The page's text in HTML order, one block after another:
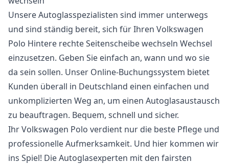
Unsere Autoglasspezialisten sind immer unterwegs
und sind ständig bereit, sich für Ihren Volkswagen
Polo Hintere rechte Seitenscheibe wechseln Wechsel
einzusetzen. Geben Sie einfach an, wann und wo sie
da sein sollen. Unser Online-Buchungssystem bietet
Kunden überall in Deutschland einen einfachen und
unkomplizierten Weg an, um einen Autoglasaustausch
zu beauftragen. Bequem, schnell und sicher.
Ihr Volkswagen Polo verdient nur die beste Pflege und
professionelle Aufmerksamkeit. Und hier kommen wir
ins Spiel! Die Autoglasexperten mit den fairsten